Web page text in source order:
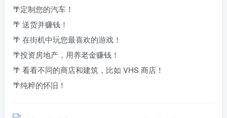
🌴定制您的汽车！
🌴 送货并赚钱！
🌴 在街机中玩您最喜欢的游戏！
🌴投资房地产，用养老金赚钱！
🌴 看看不同的商店和建筑，比如 VHS 商店！
🌴纯粹的怀旧！